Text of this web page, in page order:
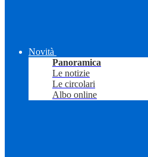
Novità
Panoramica
Le notizie
Le circolari
Albo online